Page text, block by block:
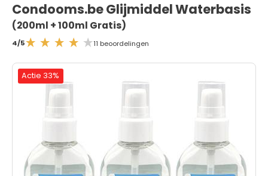
Condooms.be Glijmiddel Waterbasis
(200ml + 100ml Gratis)
4/5 11 beoordelingen
Actie 33%